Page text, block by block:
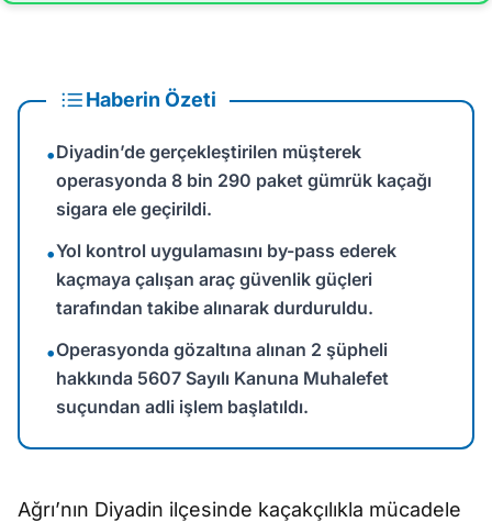
Haberin Özeti
•Diyadin’de gerçekleştirilen müşterek
operasyonda 8 bin 290 paket gümrük kaçağı
sigara ele geçirildi.
•Yol kontrol uygulamasını by-pass ederek
kaçmaya çalışan araç güvenlik güçleri
tarafından takibe alınarak durduruldu.
•Operasyonda gözaltına alınan 2 şüpheli
hakkında 5607 Sayılı Kanuna Muhalefet
suçundan adli işlem başlatıldı.
Ağrı’nın Diyadin ilçesinde kaçakçılıkla mücadele